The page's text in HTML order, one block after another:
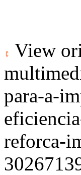
View
para-a-
reforca-